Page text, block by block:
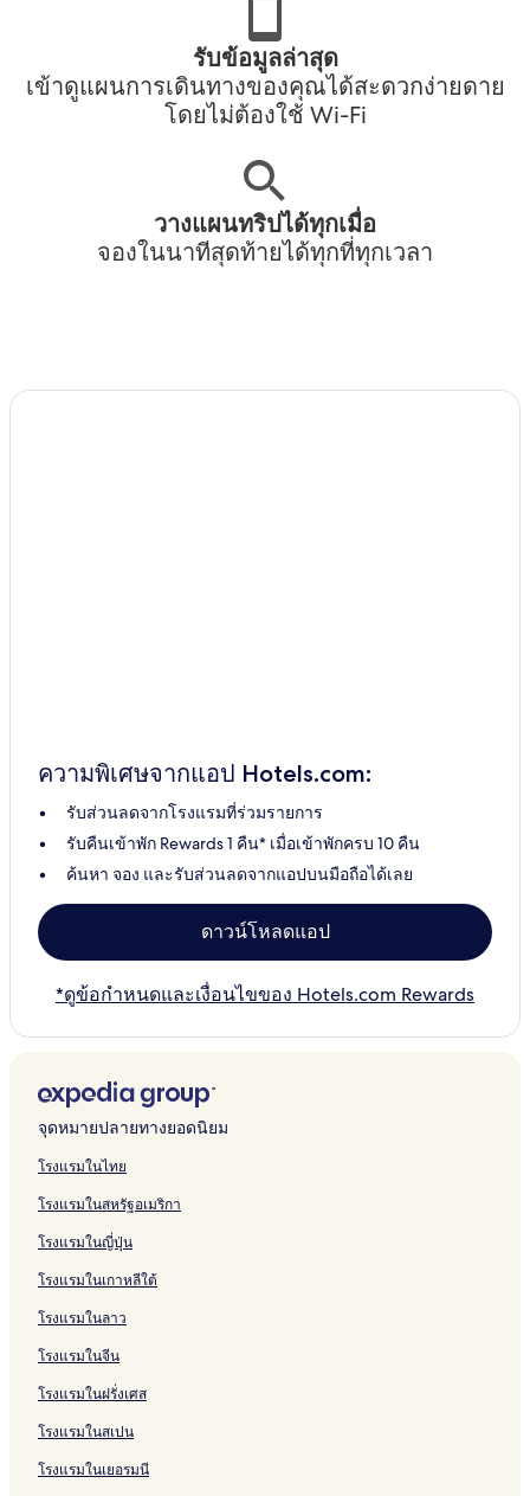
รับข้อมูลล่าสุด
เข้าดูแผนการเดินทางของคุณได้สะดวกง่ายดาย
โดยไม่ต้องใช้ Wi-Fi
วางแผนทริปได้ทุกเมื่อ
จองในนาทีสุดท้ายได้ทุกที่ทุกเวลา
ความพิเศษจากแอป Hotels.com:
รับส่วนลดจากโรงแรมที่ร่วมรายการ
รับคืนเข้าพัก Rewards 1 คืน* เมื่อเข้าพักครบ 10 คืน
ค้นหา จอง และรับส่วนลดจากแอปบนมือถือได้เลย
ดาวน์โหลดแอป
*ดูข้อกำหนดและเงื่อนไขของ Hotels.com Rewards
จุดหมายปลายทางยอดนิยม
โรงแรมในไทย
โรงแรมในสหรัฐอเมริกา
โรงแรมในญี่ปุ่น
โรงแรมในเกาหลีใต้
โรงแรมในลาว
โรงแรมในจีน
โรงแรมในฝรั่งเศส
โรงแรมในสเปน
โรงแรมในเยอรมนี